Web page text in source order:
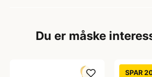
Du er måske
SPAR